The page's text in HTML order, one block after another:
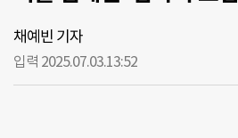
채예빈 기자
입력 2025.07.03.13:52